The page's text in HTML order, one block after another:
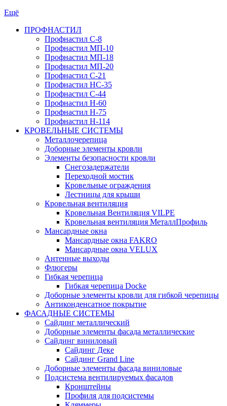
Ещё
ПРОФНАСТИЛ
Профнастил С-8
Профнастил МП-10
Профнастил МП-18
Профнастил МП-20
Профнастил С-21
Профнастил НС-35
Профнастил С-44
Профнастил Н-60
Профнастил Н-75
Профнастил Н-114
КРОВЕЛЬНЫЕ СИСТЕМЫ
Металлочерепица
Доборные элементы кровли
Элементы безопасности кровли
Снегозадержатели
Переходной мостик
Кровельные ограждения
Лестницы для крыши
Кровельная вентиляция
Кровельная Вентиляция VILPE
Кровельная вентиляция МеталлПрофиль
Мансардные окна
Мансардные окна FAKRO
Мансардные окна VELUX
Антенные выходы
Флюгеры
Гибкая черепица
Гибкая черепица Docke
Доборные элементы кровли для гибкой черепицы
Антиконденсатное покрытие
ФАСАДНЫЕ СИСТЕМЫ
Сайдинг металлический
Доборные элементы фасада металлические
Сайдинг виниловый
Сайдинг Деке
Сайдинг Grand Line
Доборные элементы фасада виниловые
Подсистема вентилируемых фасадов
Кронштейны
Профиля для подсистемы